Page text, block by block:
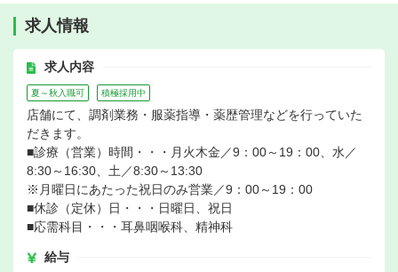
求人情報
求人内容
夏～秋入職可 積極採用中
店舗にて、調剤業務・服薬指導・薬歴管理などを行っていた
だきます。
■診療（営業）時間・・・月火木金／9：00～19：00、水／
8:30～16:30、土／8:30～13:30
※月曜日にあたった祝日のみ営業／9：00～19：00
■休診（定休）日・・・日曜日、祝日
■応需科目・・・耳鼻咽喉科、精神科
給与